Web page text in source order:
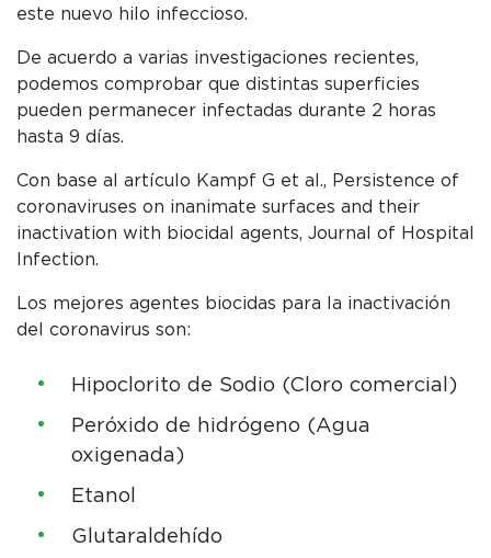
este nuevo hilo infeccioso.
De acuerdo a varias investigaciones recientes,
podemos comprobar que distintas superficies
pueden permanecer infectadas durante 2 horas
hasta 9 días.
Con base al artículo Kampf G et al., Persistence of
coronaviruses on inanimate surfaces and their
inactivation with biocidal agents, Journal of Hospital
Infection.
Los mejores agentes biocidas para la inactivación
del coronavirus son:
Hipoclorito de Sodio (Cloro comercial)
Peróxido de hidrógeno (Agua
oxigenada)
Etanol
Glutaraldehído